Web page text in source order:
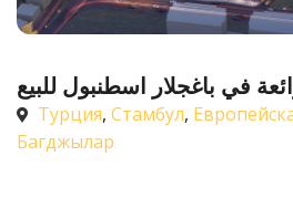
في باغجلار اسطنبول للبيع
Турция, Стамбул,
Багджылар